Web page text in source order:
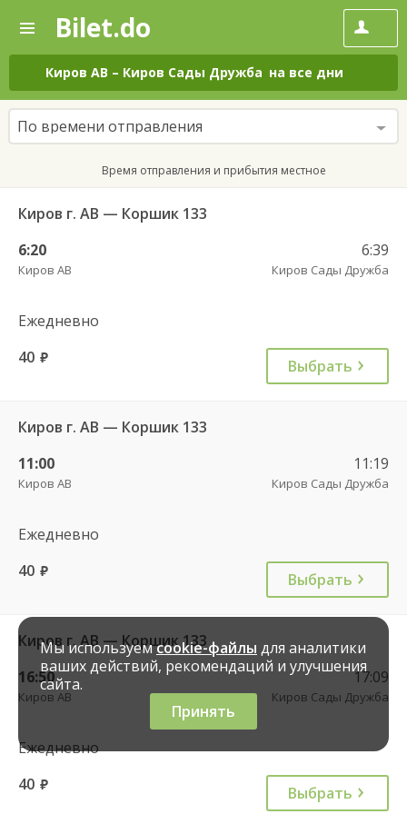
—
Поиск
и
покупка
билетов
на
автобус
онлайн
Bilet.do
Киров АВ – Киров Сады Дружба на все дни
По времени отправления
Время отправления и прибытия местное
Киров г. АВ — Коршик 133
6:20
Киров АВ
6:39
Киров Сады Дружба
Ежедневно
40 руб. Выбрать
Киров г. АВ — Коршик 133
11:00
Киров АВ
11:19
Киров Сады Дружба
Ежедневно
40 руб. Выбрать
Киров г. АВ — Коршик 133
16:50
Киров АВ
17:09
Киров Сады Дружба
Ежедневно
40 руб. Выбрать
Мы используемcookie-файлы для аналитики
ваших действий, рекомендаций и улучшения
сайта.
Принять